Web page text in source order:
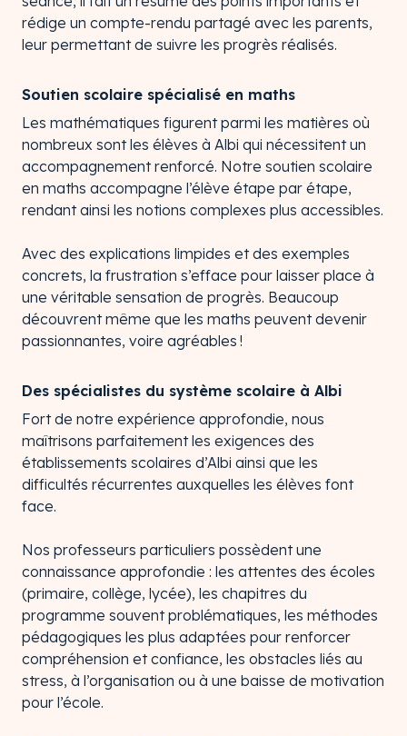
rédige un compte-rendu partagé avec les parents,
leur permettant de suivre les progrès réalisés.
Soutien scolaire spécialisé en maths
Les mathématiques figurent parmi les matières où
nombreux sont les élèves à Albi qui nécessitent un
accompagnement renforcé. Notre soutien scolaire
en maths accompagne l’élève étape par étape,
rendant ainsi les notions complexes plus accessibles.
Avec des explications limpides et des exemples
concrets, la frustration s’efface pour laisser place à
une véritable sensation de progrès. Beaucoup
découvrent même que les maths peuvent devenir
passionnantes, voire agréables !
Des spécialistes du système scolaire à Albi
Fort de notre expérience approfondie, nous
maîtrisons parfaitement les exigences des
établissements scolaires d’Albi ainsi que les
difficultés récurrentes auxquelles les élèves font
face.
Nos professeurs particuliers possèdent une
connaissance approfondie : les attentes des écoles
(primaire, collège, lycée), les chapitres du
programme souvent problématiques, les méthodes
pédagogiques les plus adaptées pour renforcer
compréhension et confiance, les obstacles liés au
stress, à l’organisation ou à une baisse de motivation
pour l’école.